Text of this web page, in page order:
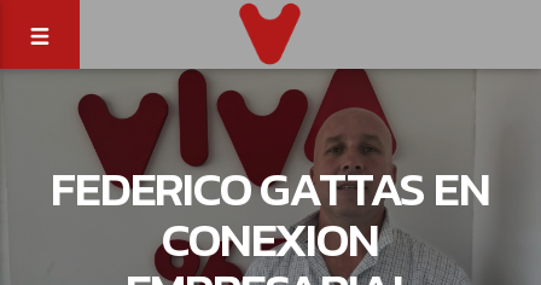
FEDERICO GATTAS EN
CONEXION